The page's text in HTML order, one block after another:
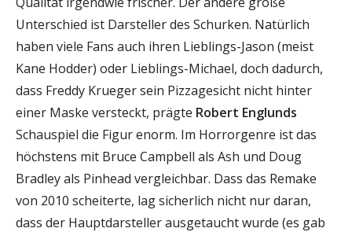
Unterschied ist Darsteller des Schurken. Natürlich
haben viele Fans auch ihren Lieblings-Jason (meist
Kane Hodder) oder Lieblings-Michael, doch dadurch,
dass Freddy Krueger sein Pizzagesicht nicht hinter
einer Maske versteckt, prägte Robert Englunds
Schauspiel die Figur enorm. Im Horrorgenre ist das
höchstens mit Bruce Campbell als Ash und Doug
Bradley als Pinhead vergleichbar. Dass das Remake
von 2010 scheiterte, lag sicherlich nicht nur daran,
dass der Hauptdarsteller ausgetaucht wurde (es gab